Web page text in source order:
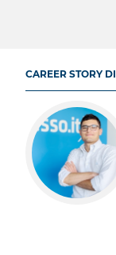
CAREER STORY DI